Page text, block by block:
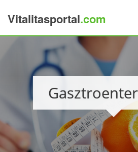
Vitalitasportal.com
×